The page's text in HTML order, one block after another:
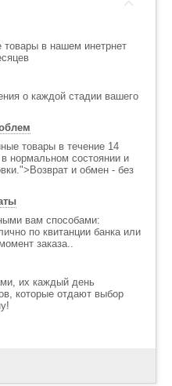
товары в нашем инетрнет
о каждой стадии вашего
товары в течение 14
нормальном состоянии и
и обмен - без
вам способами:
по квитанции банка или
заказа..
их каждый день
которые отдают выбор